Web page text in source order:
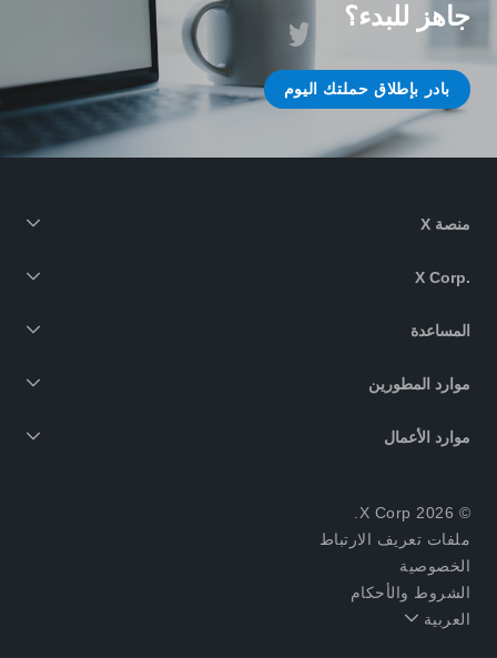
جاهز للبدء؟
بادر بإطلاق حملتك اليوم
منصة X
X Corp.‎
المساعدة
موارد المطورين
موارد الأعمال
© 2026 X Corp.
ملفات تعريف الارتباط
الخصوصية
الشروط والأحكام
العربية